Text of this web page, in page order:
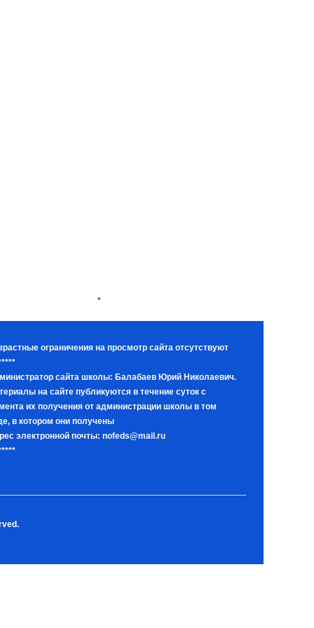
*
ограничения на просмотр сайта отсутствуют
сайта школы: Балабаев Юрий Николаевич.
на сайте публикуются в течение суток с
их получения от администрации школы в том
в котором они получены
электронной почты: nofeds@mail.ru